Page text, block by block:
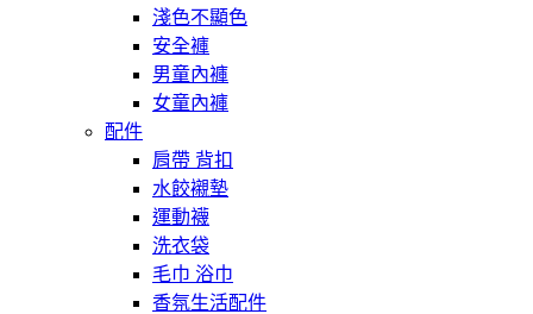
淺色不顯色
安全褲
男童內褲
女童內褲
配件
肩帶 背扣
水餃襯墊
運動襪
洗衣袋
毛巾 浴巾
香氛生活配件